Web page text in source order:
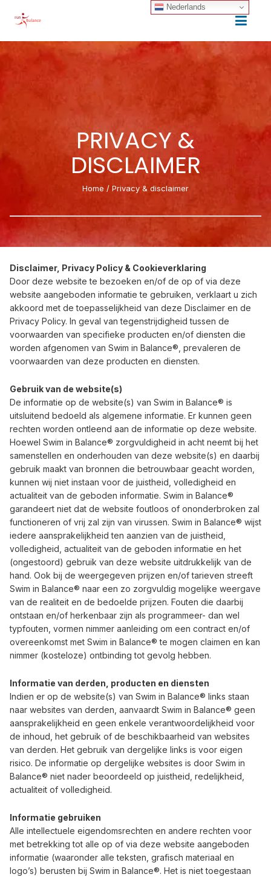
PRIVACY &
DISCLAIMER
Home / Privacy & disclaimer
Disclaimer, Privacy Policy & Cookieverklaring
Door deze website te bezoeken en/of de op of via deze
website aangeboden informatie te gebruiken, verklaart u zich
akkoord met de toepasselijkheid van deze Disclaimer en de
Privacy Policy. In geval van tegenstrijdigheid tussen de
voorwaarden van specifieke producten en/of diensten die
worden afgenomen van Swim in Balance®, prevaleren de
voorwaarden van deze producten en diensten.
Gebruik van de website(s)
De informatie op de website(s) van Swim in Balance® is
uitsluitend bedoeld als algemene informatie. Er kunnen geen
rechten worden ontleend aan de informatie op deze website.
Hoewel Swim in Balance® zorgvuldigheid in acht neemt bij het
samenstellen en onderhouden van deze website(s) en daarbij
gebruik maakt van bronnen die betrouwbaar geacht worden,
kunnen wij niet instaan voor de juistheid, volledigheid en
actualiteit van de geboden informatie. Swim in Balance®
garandeert niet dat de website foutloos of ononderbroken zal
functioneren of vrij zal zijn van virussen. Swim in Balance® wijst
iedere aansprakelijkheid ten aanzien van de juistheid,
volledigheid, actualiteit van de geboden informatie en het
(ongestoord) gebruik van deze website uitdrukkelijk van de
hand. Ook bij de weergegeven prijzen en/of tarieven streeft
Swim in Balance® naar een zo zorgvuldig mogelijke weergave
van de realiteit en de bedoelde prijzen. Fouten die daarbij
ontstaan en/of herkenbaar zijn als programmeer- dan wel
typfouten, vormen nimmer aanleiding om een contract en/of
overeenkomst met Swim in Balance® te mogen claimen en kan
nimmer (kosteloze) ontbinding tot gevolg hebben.
Informatie van derden, producten en diensten
Indien er op de website(s) van Swim in Balance® links staan
naar websites van derden, aanvaardt Swim in Balance® geen
aansprakelijkheid en geen enkele verantwoordelijkheid voor
de inhoud, het gebruik of de beschikbaarheid van websites
van derden. Het gebruik van dergelijke links is voor eigen
risico. De informatie op dergelijke websites is door Swim in
Balance® niet nader beoordeeld op juistheid, redelijkheid,
actualiteit of volledigheid.
Informatie gebruiken
Alle intellectuele eigendomsrechten en andere rechten voor
met betrekking tot alle op of via deze website aangeboden
informatie (waaronder alle teksten, grafisch materiaal en
logo’s) berusten bij Swim in Balance®. Het is niet toegestaan
Nederlands